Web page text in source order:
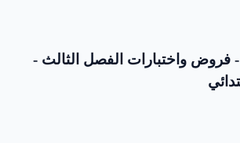
الموضوع رقم 59 - فروض واختبارات الفصل الثالث -